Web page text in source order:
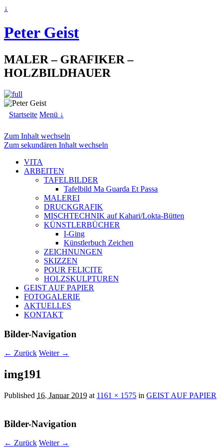
↓
Peter Geist
MALER – GRAFIKER –
HOLZBILDHAUER
Startseite Menü ↓
Zum Inhalt wechseln
Zum sekundären Inhalt wechseln
VITA
ARBEITEN
TAFELBILDER
Tafelbild Ma Guarda Et Passa
MALEREI
DRUCKGRAFIK
MISCHTECHNIK auf Kahari/Lokta-Bütten
KÜNSTLERBÜCHER
I-Ging
Künstlerbuch Zeichen
ZEICHNUNGEN
SKIZZEN
POUR FELICITE
HOLZSKULPTUREN
GEIST AUF PAPIER
FOTOGALERIE
AKTUELLES
KONTAKT
Bilder-Navigation
← Zurück Weiter →
img191
Published 16. Januar 2019 at 1161 × 1575 in GEIST AUF PAPIER
Bilder-Navigation
← Zurück Weiter →